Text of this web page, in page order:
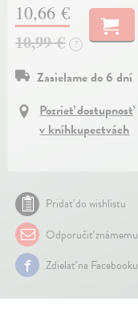
10,66 €
10,99 €
?
Zasielame do 6 dní
Pozrieť dostupnosť
v kníhkupectvách
Pridať do wishlistu
Odporučiť známemu
Zdielať na Facebooku